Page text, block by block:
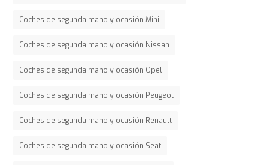
Coches de segunda mano y ocasión Mini
Coches de segunda mano y ocasión Nissan
Coches de segunda mano y ocasión Opel
Coches de segunda mano y ocasión Peugeot
Coches de segunda mano y ocasión Renault
Coches de segunda mano y ocasión Seat